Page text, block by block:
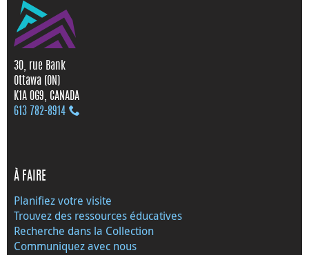
30, rue Bank
Ottawa (ON)
K1A 0G9, CANADA
613 782‑8914
À FAIRE
Planifiez votre visite
Trouvez des ressources éducatives
Recherche dans la Collection
Communiquez avec nous